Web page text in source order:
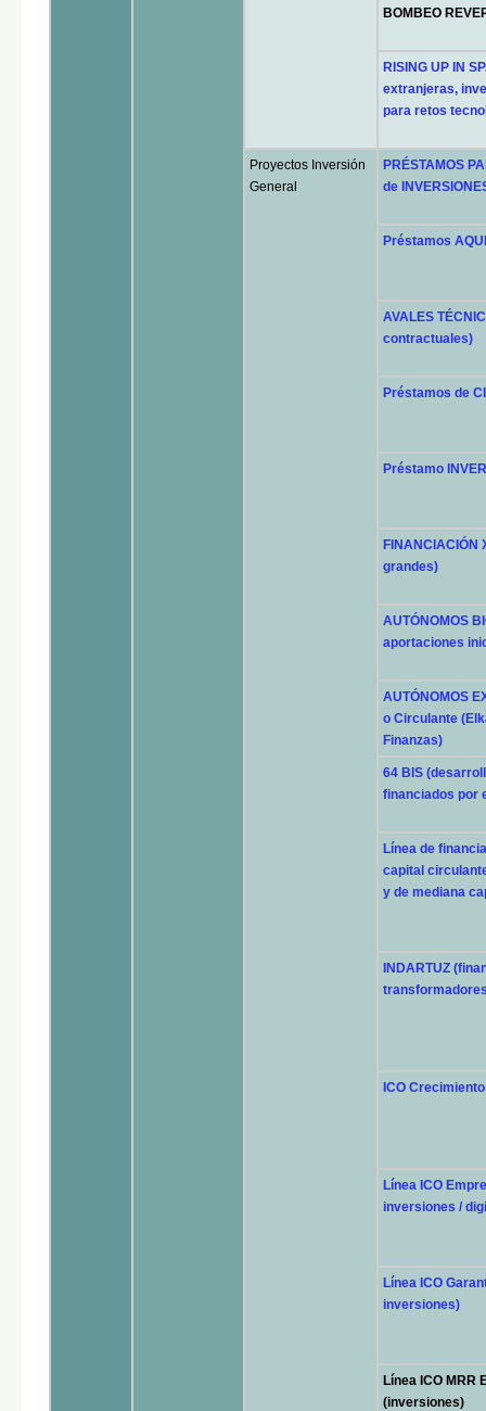
BOMBEO
RISING UP IN
extranjeras,
para retos
Proyectos Inversión
General
PRÉSTAMOS
de
Préstamos
AVALES
contractuales)
Préstamos de
Préstamo
grandes)
AUTÓNOMOS
aportaciones
AUTÓNOMOS
o Circulante
Finanzas)
64 BIS
financiados por
Línea de
capital
y de mediana
INDARTUZ
ICO
Línea ICO
inversiones /
Línea ICO
inversiones)
Línea ICO MRR
(inversiones)